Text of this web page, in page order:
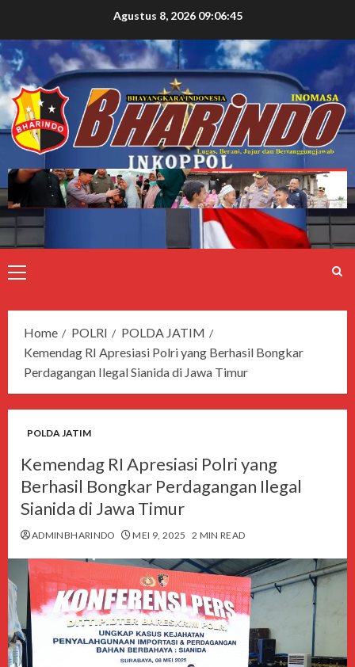
Agustus 8, 2026 09:06:46
Home POLRI
POLDA JATIM
Kemendag RI Apresiasi Polri yang Berhasil Bongkar
Perdagangan Ilegal Sianida di Jawa Timur
POLDA JATIM
Kemendag RI Apresiasi Polri yang
Berhasil Bongkar Perdagangan Ilegal
Sianida di Jawa Timur
ADMINBHARINDO MEI 9, 2025 2 MIN READ